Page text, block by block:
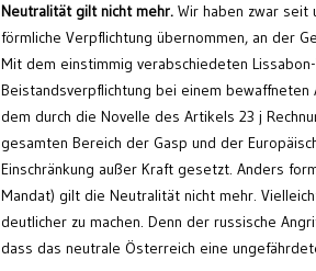
Neutralität gilt nicht mehr. Wir haben zwar seit
förmliche Verpflichtung übernommen, an der
Mit dem einstimmig verabschiedeten
Beistandsverpflichtung bei einem
dem durch die Novelle des Artikels 23 j
gesamten Bereich der Gasp und der
Einschränkung außer Kraft gesetzt. Anders
Mandat) gilt die Neutralität nicht mehr.
deutlicher zu machen. Denn der russische
dass das neutrale Österreich eine